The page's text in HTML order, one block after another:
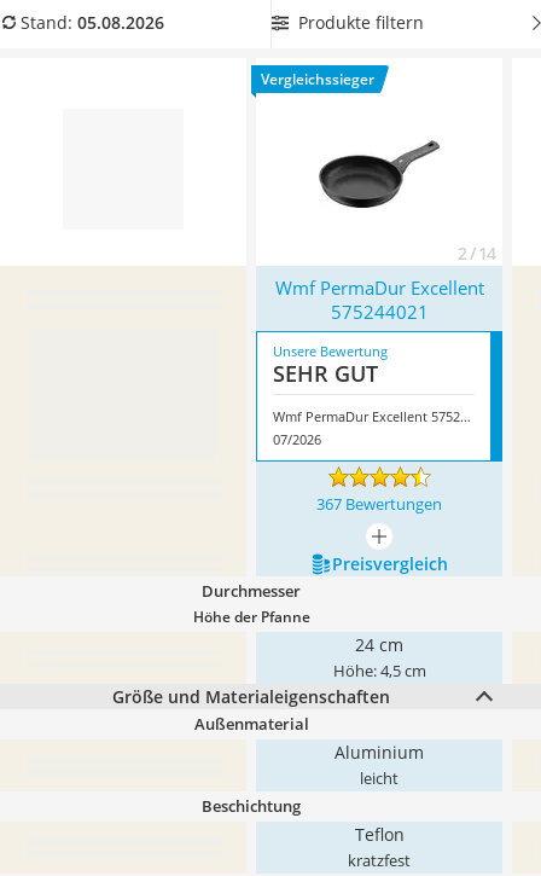
Tierhaarstaubsauger
beispielsweise, um ein Gericht fertigzugaren oder zu
Wmf PermaDur Excellent 575244021
Stand: 05.08.2026 Produkte filtern
Vergleichssieger
2 / 14
Wmf PermaDur Excellent
575244021
Unsere Bewertung
SEHR GUT
Wmf PermaDur Excellent 575244021
07/2026
367 Bewertungen
mehr anzeigen
Preis­vergleich
Durchmesser
Höhe der Pfanne
24 cm
Höhe: 4,5 cm
Größe und Materialeigenschaften
Außenmaterial
Aluminium
leicht
Beschichtung
Teflon
kratzfest